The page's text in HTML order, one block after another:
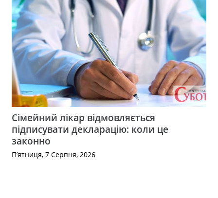
Сімейний лікар відмовляється
підписувати декларацію: коли це
законно
П’ятниця, 7 Серпня, 2026